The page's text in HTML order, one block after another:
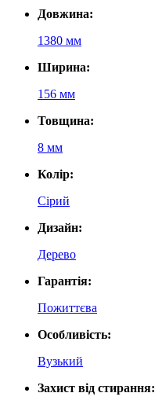
Довжина:
1380 мм
Ширина:
156 мм
Товщина:
8 мм
Колір:
Сірий
Дизайн:
Дерево
Гарантія:
Пожиттєва
Особливість:
Вузький
Захист від стирання: